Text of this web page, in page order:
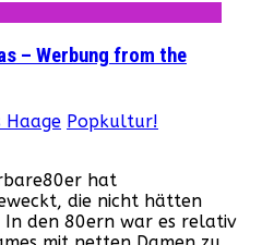
– Werbung from the
Haage Popkultur!
hat
die nicht hätten
den 80ern war es relativ